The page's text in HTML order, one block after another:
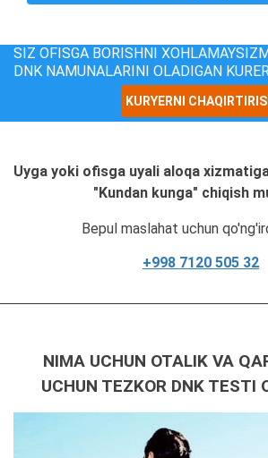
SIZ OFISGA BORISHNI
DNK NAMUNALARINI OLADIGAN
KURYERNI
Uyga yoki ofisga uyali aloqa
"Kundan kunga" chiqish
Bepul maslahat uchun
+998 7120 505 32
NIMA UCHUN OTALIK VA
UCHUN TEZKOR DNK TESTI